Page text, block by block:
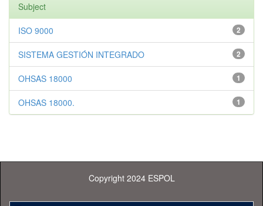
Subject
2
ISO 9000
2
SISTEMA GESTIÓN INTEGRADO
1
OHSAS 18000
1
OHSAS 18000.
Copyright 2024 ESPOL